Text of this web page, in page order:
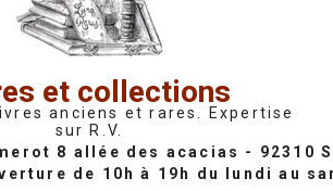
et collections
anciens et rares. Expertise
sur R.V.